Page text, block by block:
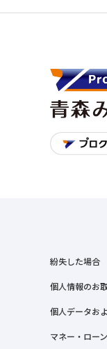
紛失した場合
個人情報のお
個人データお
マネー・ロー